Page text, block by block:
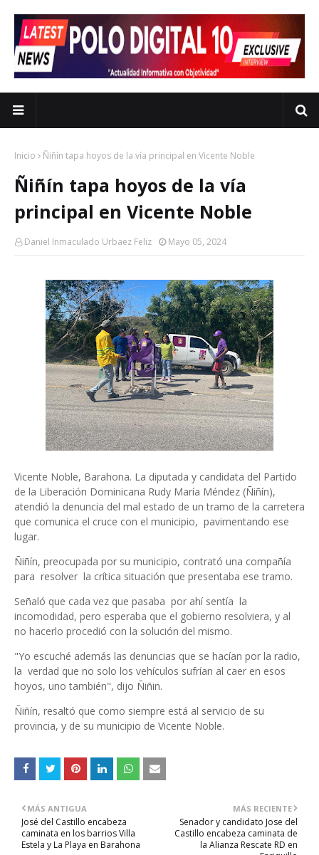
Inicio Ñiñín tapa hoyos de la vía principal en Vicente Noble
Ñiñín tapa hoyos de la vía
principal en Vicente Noble
Daniel Inmaculado Urbaez Feliz Mayo 05, 2024
Vicente Noble, Barahona. La diputada y candidata del Partido
de la Liberación Dominicana Rudy María Méndez (Ñiñín),
atendió la denuncia del mal estado de un tramo de la carretera
que comunica el cruce con el municipio, pavimentando ese
lugar.
Ñiñín, preocupada por su municipio, contrató una compañía
para resolver la crítica situación que presentaba ese tramo.
Señaló que cada vez que pasaba por ahí sentía la
incomodidad, pero esperaba que el gobierno resolviera, y al
no hacerlo procedió con la solución del mismo.
"Yo escuché además las denuncias que se hacían por la radio,
la verdad que no solo los vehículos sufrían al caer en esos
hoyos, uno también", dijo Ñiñin.
Ñiñín, resaltó que como siempre está al servicio de su
provincia, y de su municipio de Vicente Noble.
MÁS RECIENTE
Senador y candidato Jose del
Castillo encabeza caminata de
la Alianza Rescate RD en
MÁS ANTIGUA
José del Castillo encabeza
caminata en los barrios Villa
Estela y La Playa en Barahona